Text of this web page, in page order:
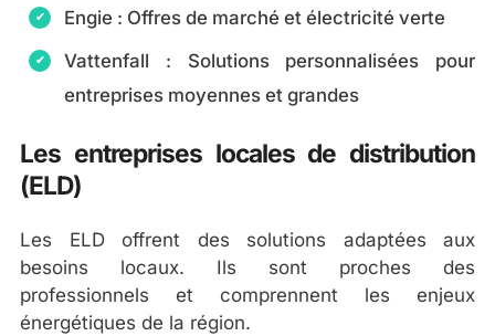
Engie : Offres de marché et électricité verte
Vattenfall : Solutions personnalisées pour
entreprises moyennes et grandes
Les entreprises locales de distribution
(ELD)
Les ELD offrent des solutions adaptées aux
besoins locaux. Ils sont proches des
professionnels et comprennent les enjeux
énergétiques de la région.